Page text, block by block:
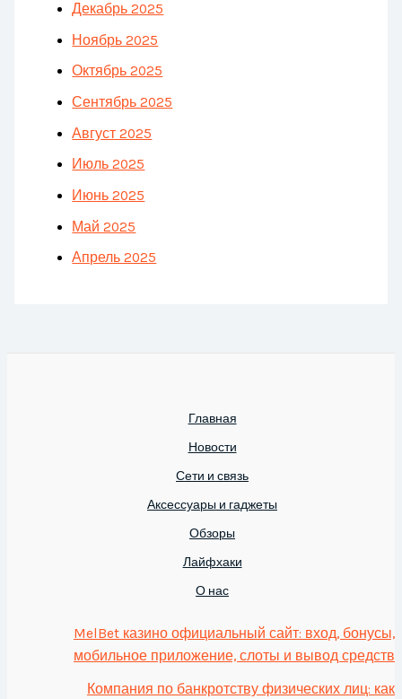
Декабрь 2025
Ноябрь 2025
Октябрь 2025
Сентябрь 2025
Август 2025
Июль 2025
Июнь 2025
Май 2025
Апрель 2025
Главная
Новости
Сети и связь
Аксессуары и гаджеты
Обзоры
Лайфхаки
О нас
MelBet казино официальный сайт: вход, бонусы,
мобильное приложение, слоты и вывод средств
Компания по банкротству физических лиц: как